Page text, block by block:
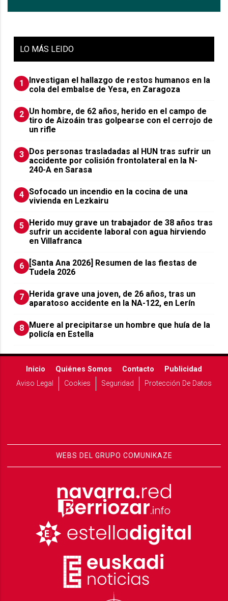
LO MÁS LEIDO
1
Investigan el hallazgo de restos humanos en la
cola del embalse de Yesa, en Zaragoza
2 Un hombre, de 62 años, herido en el campo de
tiro de Aizoáin tras golpearse con el cerrojo de
un rifle
3 ​Dos personas trasladadas al HUN tras sufrir un
accidente por colisión frontolateral en la N-
240-A en Sarasa
4 Sofocado un incendio en la cocina de una
vivienda en Lezkairu
5 Herido muy grave un trabajador de 38 años tras
sufrir un accidente laboral con agua hirviendo
en Villafranca
6
[Santa Ana 2026] Resumen de las fiestas de
Tudela 2026
7 Herida grave una joven, de 26 años, tras un
aparatoso accidente en la NA-122, en Lerín
8 Muere al precipitarse un hombre que huía de la
policía en Estella
Inicio Quiénes Somos Contacto
Publicidad
Aviso Legal
Cookies Seguridad Protección De Datos
WEBS DEL GRUPO COMUNIKAZE